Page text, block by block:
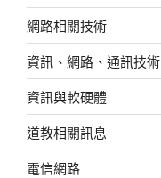
網路相關技術
資訊、網路、通訊技術
資訊與軟硬體
道教相關訊息
電信網路